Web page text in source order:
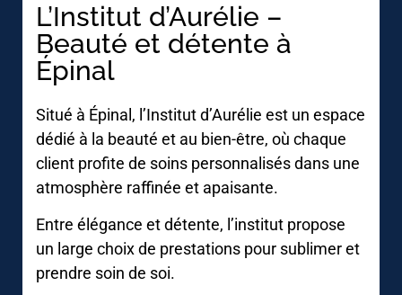
L’Institut d’Aurélie –
Beauté et détente à
Épinal
Situé à Épinal, l’Institut d’Aurélie est un espace
dédié à la beauté et au bien-être, où chaque
client profite de soins personnalisés dans une
atmosphère raffinée et apaisante.
Entre élégance et détente, l’institut propose
un large choix de prestations pour sublimer et
prendre soin de soi.